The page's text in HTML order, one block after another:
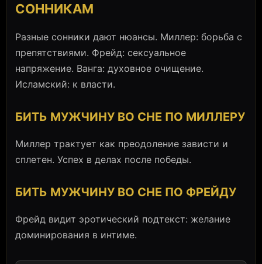
СОННИКАМ
Разные сонники дают нюансы. Миллер: борьба с
препятствиями. Фрейд: сексуальное
напряжение. Ванга: духовное очищение.
Исламский: к власти.
БИТЬ МУЖЧИНУ ВО СНЕ ПО МИЛЛЕРУ
Миллер трактует как преодоление зависти и
сплетен. Успех в делах после победы.
БИТЬ МУЖЧИНУ ВО СНЕ ПО ФРЕЙДУ
Фрейд видит эротический подтекст: желание
доминирования в интиме.